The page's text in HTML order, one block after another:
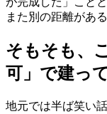
また別の距離がある
そもそも、
可」で建っ
地元では半ば笑い